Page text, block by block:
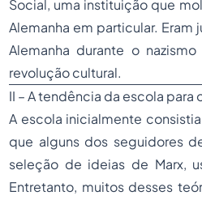
Social, uma instituição que
Alemanha em particular.
Alemanha durante o
revolução cultural.
II – A tendência da escola para
A escola inicialmente
que alguns dos seguidores
seleção de ideias de Marx,
Entretanto, muitos desses